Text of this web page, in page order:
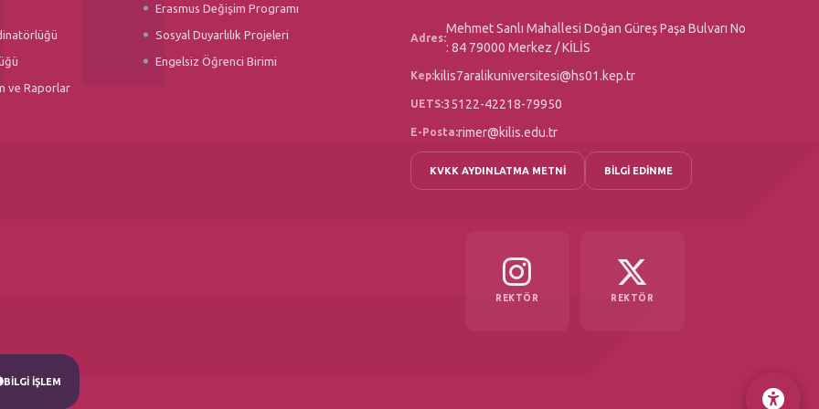
BİLGİ İŞLEM
ve Raporlar
Erasmus Değişim Programı
Sosyal Duyarlılık Projeleri
Engelsiz Öğrenci Birimi
Adres:
Mehmet Sanlı Mahallesi Doğan Güreş Paşa Bulvarı No
: 84 79000 Merkez / KİLİS
Kep:kilis7aralikuniversitesi@hs01.kep.tr
UETS:35122-42218-79950
E-Posta:rimer@kilis.edu.tr
KVKK AYDINLATMA METNİ BİLGİ EDİNME
REKTÖR REKTÖR